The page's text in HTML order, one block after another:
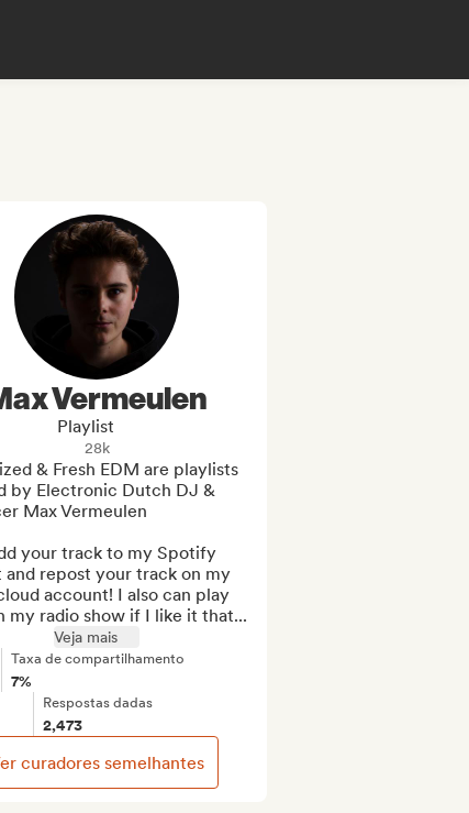
Vermeulen
Playlist
28k
& Fresh EDM are playlists
by Electronic Dutch DJ &
Max Vermeulen
your track to my Spotify
and repost your track on my
account! I also can play
my radio show if I like it that...
Veja mais
Taxa de compartilhamento
7%
Respostas dadas
2,473
curadores semelhantes